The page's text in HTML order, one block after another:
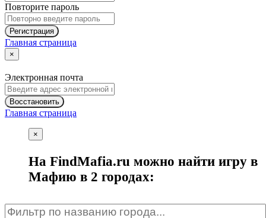
Повторите пароль
Регистрация
Главная страница
×
Электронная почта
Восстановить
Главная страница
×
На FindMafia.ru можно найти игру в
Мафию в 2 городах: